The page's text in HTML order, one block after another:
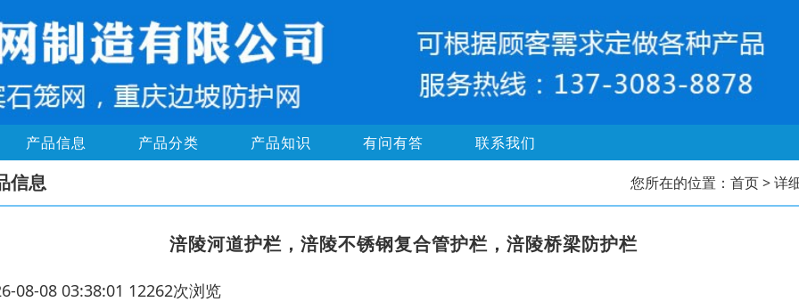
产品信息 产品分类 产品知识 有问有答 联系我们
信息 您所在的位置： 首页> 详
涪陵河道护栏，涪陵不锈钢复合管护栏，涪陵桥梁防护栏
08-08 03:38:01 12262次浏览